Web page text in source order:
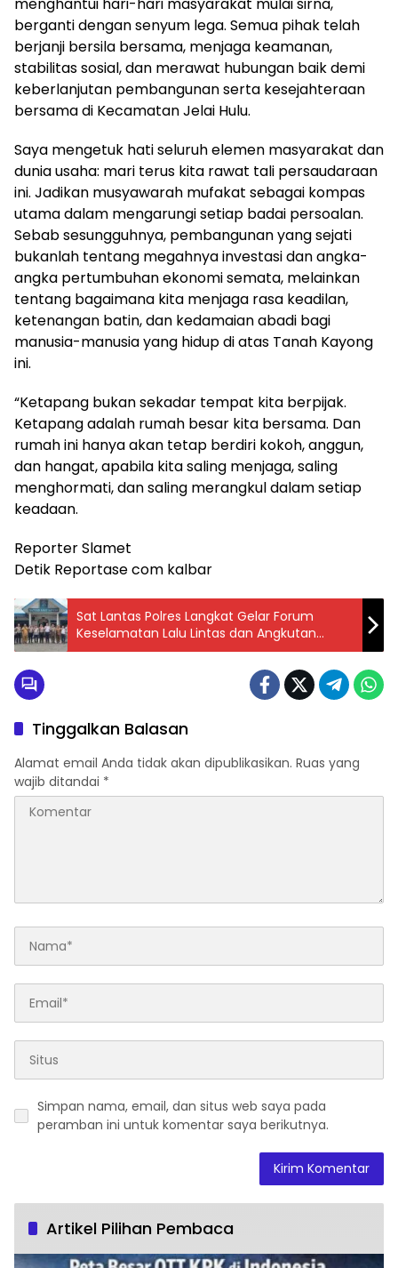
berganti dengan senyum lega. Semua pihak telah
berjanji bersila bersama, menjaga keamanan,
stabilitas sosial, dan merawat hubungan baik demi
keberlanjutan pembangunan serta kesejahteraan
bersama di Kecamatan Jelai Hulu.
Saya mengetuk hati seluruh elemen masyarakat dan
dunia usaha: mari terus kita rawat tali persaudaraan
ini. Jadikan musyawarah mufakat sebagai kompas
utama dalam mengarungi setiap badai persoalan.
Sebab sesungguhnya, pembangunan yang sejati
bukanlah tentang megahnya investasi dan angka-
angka pertumbuhan ekonomi semata, melainkan
tentang bagaimana kita menjaga rasa keadilan,
ketenangan batin, dan kedamaian abadi bagi
manusia-manusia yang hidup di atas Tanah Kayong
ini.
“Ketapang bukan sekadar tempat kita berpijak.
Ketapang adalah rumah besar kita bersama. Dan
rumah ini hanya akan tetap berdiri kokoh, anggun,
dan hangat, apabila kita saling menjaga, saling
menghormati, dan saling merangkul dalam setiap
keadaan.
Reporter Slamet
Detik Reportase com kalbar
Sat Lantas Polres Langkat Gelar Forum
Keselamatan Lalu Lintas dan Angkutan
Jalan, Perkuat Sinergi Wujudkan
Tinggalkan Balasan
Alamat email Anda tidak akan dipublikasikan. Ruas yang
wajib ditandai *
Simpan nama, email, dan situs web saya pada
peramban ini untuk komentar saya berikutnya.
Artikel Pilihan Pembaca